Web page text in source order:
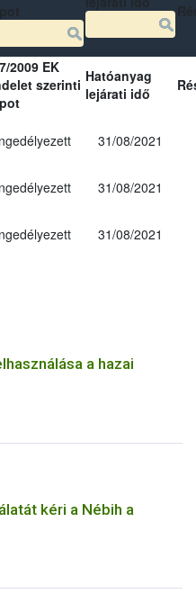
2009 EK
szerinti Hatóanyag
lejárati idő
31/08/2021
31/08/2021
31/08/2021
a hazai
kéri a Nébih a